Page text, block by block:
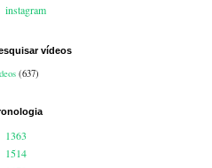
instagram
vídeos
(637)
1363
1514